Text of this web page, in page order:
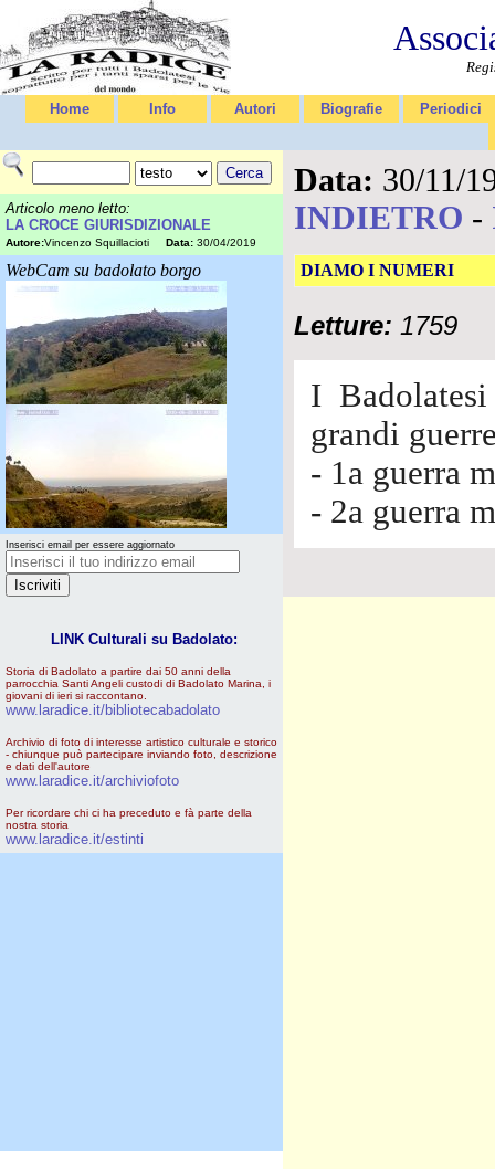
Home Info Autori Biografie Periodici
Articolo meno letto:
LA CROCE GIURISDIZIONALE
Autore:Vincenzo Squillacioti Data: 30/04/2019
WebCam su badolato borgo
Inserisci email per essere aggiornato
LINK Culturali su Badolato:
Storia di Badolato a partire dai 50 anni della
parrocchia Santi Angeli custodi di Badolato Marina, i
giovani di ieri si raccontano.
www.laradice.it/bibliotecabadolato
Archivio di foto di interesse artistico culturale e storico
- chiunque può partecipare inviando foto, descrizione
e dati dell'autore
www.laradice.it/archiviofoto
Per ricordare chi ci ha preceduto e fà parte della
nostra storia
www.laradice.it/estinti
Data: 30/11/
INDIETRO -
DIAMO I NUMERI
Letture: 1759
I
grandi
- 1a guerra
- 2a guerra